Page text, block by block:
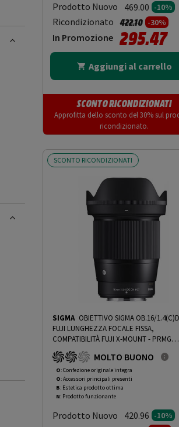
Prodotto Nuovo 469.00 -10%
Ricondizionato Prezzo ridotto da
422.10a-30%
In Promozione 295.47
Aggiungi al carrello
SCONTO RICONDIZIONATI
Approfitta dello sconto del 30% sul
ricondizionato.
SCONTO RICONDIZIONATI
SIGMA OBIETTIVO SIGMA OB.16/
FUJI LUNGHEZZA FOCALE FISSA,
COMPATIBILITÀ FUJI X-MOUNT - PRMG
GRADING OOBN - 10%
OOBN - 10% MOLTO BUONO
O: Confezione originale integra
O: Accessori principali presenti
B: Estetica prodotto ottima
N: Prodotto funzionante
Prodotto Nuovo 420.96 -10%